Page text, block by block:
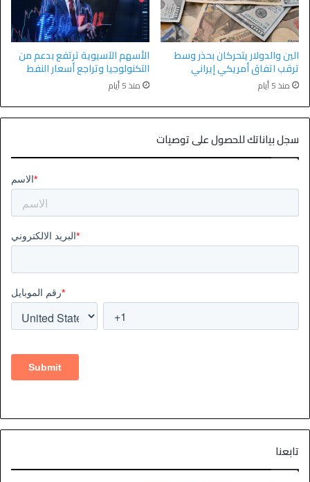
الين والدولار يتحركان بحذر وسط
ترقب اتفاق أمريكي إيراني
منذ 5 أيام
الأسهم الآسيوية ترتفع بدعم من
التكنولوجيا وتراجع أسعار النفط
منذ 5 أيام
سجل بياناتك للحصول على توصيات
تابعنا